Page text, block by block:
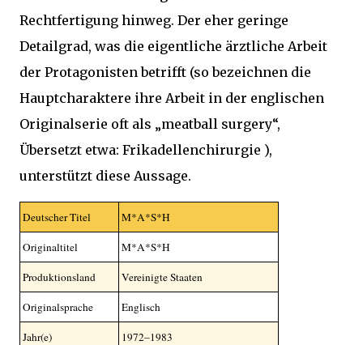
Rechtfertigung hinweg. Der eher geringe
Detailgrad, was die eigentliche ärztliche Arbeit
der Protagonisten betrifft (so bezeichnen die
Hauptcharaktere ihre Arbeit in der englischen
Originalserie oft als „meatball surgery“,
Übersetzt etwa: Frikadellenchirurgie ),
unterstützt diese Aussage.
Deutscher Titel M*A*S*H
Originaltitel M*A*S*H
Produktionsland Vereinigte Staaten
Originalsprache Englisch
Jahr(e) 1972–1983